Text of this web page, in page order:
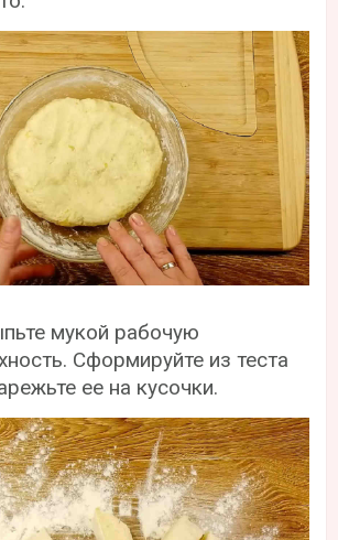
мукой рабочую
Сформируйте из теста
ее на кусочки.